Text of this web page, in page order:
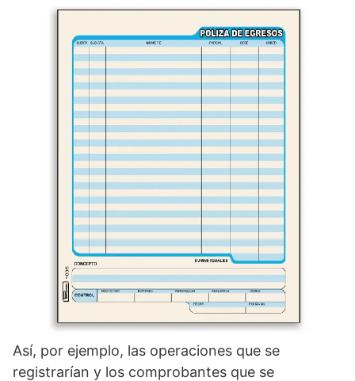
Así, por ejemplo, las operaciones que se
registrarían y los comprobantes que se